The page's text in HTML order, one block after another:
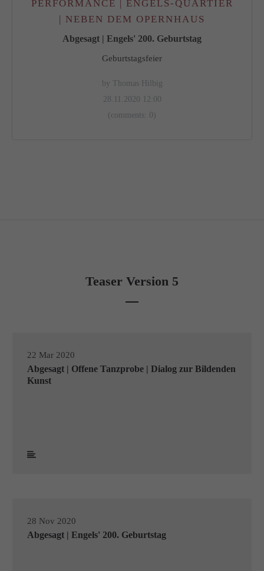
PERFORMANCE | ENGELS-QUARTIER
| NEBEN DEM OPERNHAUS
Abgesagt | Engels' 200. Geburtstag
Geburtstagsfeier
by Thomas Hilbig
28.11.2020 12:00
(comments: 0)
Teaser Version 5
22 Mar 2020
Abgesagt | Offene Tanzprobe | Dialog zur Bildenden
Kunst
28 Nov 2020
Abgesagt | Engels' 200. Geburtstag